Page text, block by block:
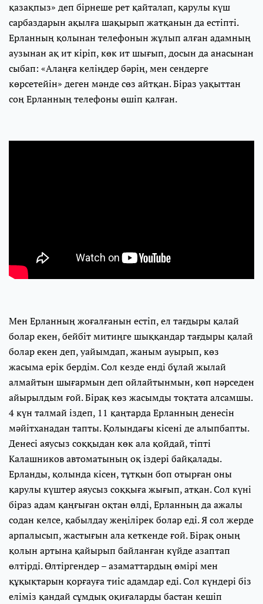
қазақпыз» деп бірнеше рет қайталап, қарулы күш
сарбаздарын ақылға шақырып жатқанын да естіпті.
Ерланның қолынан телефонын жұлып алған адамның
аузынан ақ ит кіріп, көк ит шығып, досын да анасынан
сыбап: «Алаңға келіңдер бәрің, мен сендерге
көрсетейін» деген мәнде сөз айтқан. Біраз уақыттан
соң Ерланның телефоны өшіп қалған.
Мен Ерланның жоғалғанын естіп, ел тағдыры қалай
болар екен, бейбіт митиңге шыққандар тағдыры қалай
болар екен деп, уайымдап, жаным ауырып, көз
жасыма ерік бердім. Сол кезде енді бұлай жылай
алмайтын шығармын деп ойлайтынмын, көп нәрседен
айырылдым ғой. Бірақ көз жасымды тоқтата алсамшы.
4 күн талмай іздеп, 11 қаңтарда Ерланның денесін
мәйітханадан тапты. Қолындағы кісені де алыпбапты.
Денесі аяусыз соққыдан көк ала қойдай, тіпті
Калашников автоматының оқ іздері байқалады.
Ерланды, қолында кісен, тұтқын боп отырған оны
қарулы күштер аяусыз соққыға жығып, атқан. Сол күні
біраз адам қаңғыған оқтан өлді, Ерланның да ажалы
содан келсе, қабылдау жеңілірек болар еді. Я сол жерде
арпалысып, жастығын ала кеткенде ғой. Бірақ оның
қолын артына қайырып байланған күйде азаптап
өлтірді. Өлтіргендер – азаматтардың өмірі мен
құқықтарын қорғауға тиіс адамдар еді. Сол күндері біз
еліміз қандай сұмдық оқиғаларды бастан кешіп